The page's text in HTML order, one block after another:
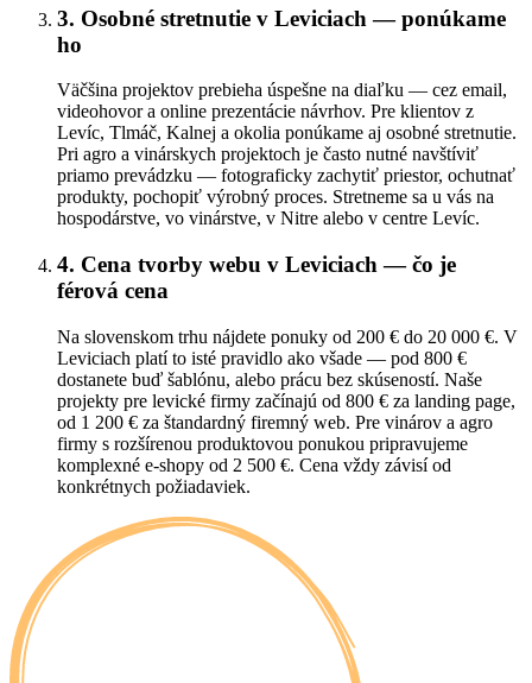
3. Osobné stretnutie v Leviciach — ponúkame
ho
Väčšina projektov prebieha úspešne na diaľku — cez email,
videohovor a online prezentácie návrhov. Pre klientov z
Levíc, Tlmáč, Kalnej a okolia ponúkame aj osobné stretnutie.
Pri agro a vinárskych projektoch je často nutné navštíviť
priamo prevádzku — fotograficky zachytiť priestor, ochutnať
produkty, pochopiť výrobný proces. Stretneme sa u vás na
hospodárstve, vo vinárstve, v Nitre alebo v centre Levíc.
4. Cena tvorby webu v Leviciach — čo je
férová cena
Na slovenskom trhu nájdete ponuky od 200 € do 20 000 €. V
Leviciach platí to isté pravidlo ako všade — pod 800 €
dostanete buď šablónu, alebo prácu bez skúseností. Naše
projekty pre levické firmy začínajú od 800 € za landing page,
od 1 200 € za štandardný firemný web. Pre vinárov a agro
firmy s rozšírenou produktovou ponukou pripravujeme
komplexné e-shopy od 2 500 €. Cena vždy závisí od
konkrétnych požiadaviek.